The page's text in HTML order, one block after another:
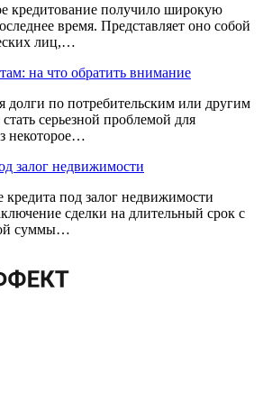
кредитование получило широкую
время. Представляет оно собой
лиц,…
на что обратить внимание
долги по потребительским или другим
серьезной проблемой для
некоторое…
залог недвижимости
кредита под залог недвижимости
сделки на длительный срок с
суммы…